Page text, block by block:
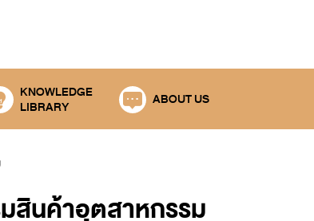
KNOWLEDGE
LIBRARY
ABOUT US
สินค้าอุตสาหกรรม